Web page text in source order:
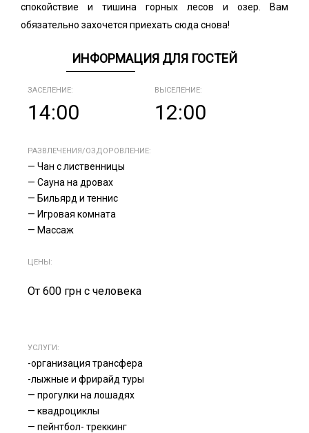
ИНФОРМАЦИЯ ДЛЯ ГОСТЕЙ
ЗАСЕЛЕНИЕ:
14:00
ВЫСЕЛЕНИЕ:
12:00
РАЗВЛЕЧЕНИЯ/ОЗДОРОВЛЕНИЕ:
— Чан с лиственницы
— Сауна на дровах
— Бильярд и теннис
— Игровая комната
— Массаж
ЦЕНЫ:
От 600 грн с человека
УСЛУГИ:
-организация трансфера
-лыжные и фрирайд туры
— прогулки на лошадях
— квадроциклы
— пейнтбол- треккинг
спокойствие и тишина горных лесов и озер. Вам
обязательно захочется приехать сюда снова!